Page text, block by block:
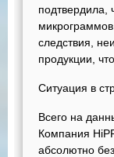
подтвердила,
следствия,
продукции,
Ситуация в
Всего на
Компания
абсолютно